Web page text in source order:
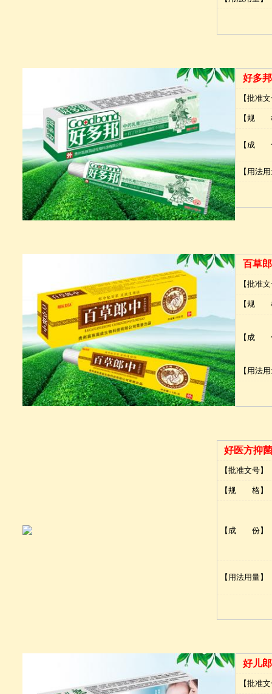
好多
【批准
【规
【成
【用法
百草
【批准
【规
【成
【用法
好医方抑
【批准文号】
【规 格】
【成 份】
【用法用量】
好儿
【批准